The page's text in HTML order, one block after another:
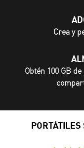
Crea y
Obtén 100 GB